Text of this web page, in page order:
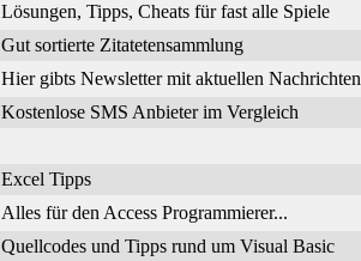
Lösungen, Tipps, Cheats für fast alle Spiele
Gut sortierte Zitatetensammlung
Hier gibts Newsletter mit aktuellen
Kostenlose SMS Anbieter im Vergleich
Excel Tipps
Alles für den Access Programmierer...
Quellcodes und Tipps rund um Visual Basic